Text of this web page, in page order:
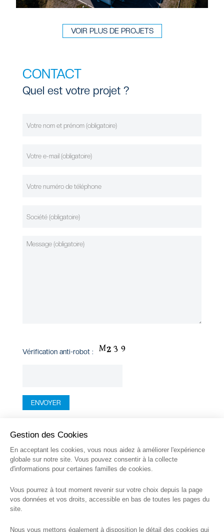
VOIR PLUS DE PROJETS
51100 Reims, France
CONTACT
Quel est votre projet ?
Vérification anti-robot :
Gestion des Cookies
En acceptant les cookies, vous nous aidez à améliorer l'expérience
globale sur notre site. Vous pouvez consentir à la collecte
d'informations pour certaines familles de cookies.
Vous pourrez à tout moment revenir sur votre choix depuis la page
vos données et vos droits, accessible en bas de toutes les pages du
site.
Nous vous mettons également à disposition le détail des cookies qui